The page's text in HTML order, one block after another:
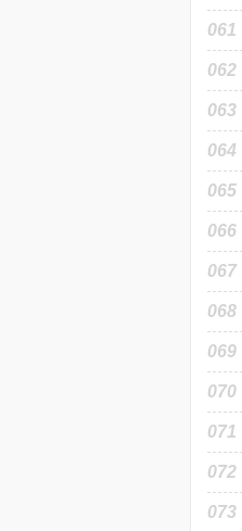
061
062
063
064
065
066
067
068
069
070
071
072
073